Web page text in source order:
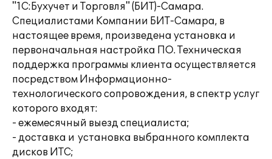
"1С:Бухучет и Торговля" (БИТ)-Самара.
Специалистами Компании БИТ-Самара, в
настоящее время, произведена установка и
первоначальная настройка ПО. Техническая
поддержка программы клиента осуществляется
посредством Информационно-
технологического сопровождения, в спектр услуг
которого входят:
- ежемесячный выезд специалиста;
- доставка и установка выбранного комплекта
дисков ИТС;